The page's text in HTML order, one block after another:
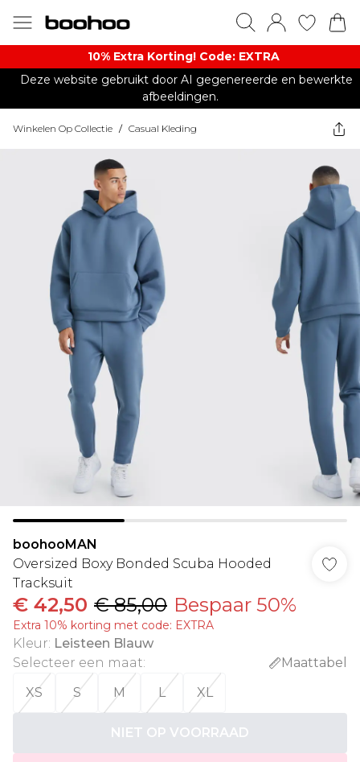
10% Extra Korting! Code: EXTRA​
Deze website gebruikt door AI gegenereerde en bewerkte
afbeeldingen.
Winkelen Op Collectie / Casual Kleding
boohooMAN
Oversized Boxy Bonded Scuba Hooded
Tracksuit
€ 42,50 € 85,00 Bespaar 50%
Extra 10% korting met code: EXTRA
Kleur: Leisteen Blauw
Selecteer een maat:
Maattabel
XS
S M L XL
NIET OP VOORRAAD